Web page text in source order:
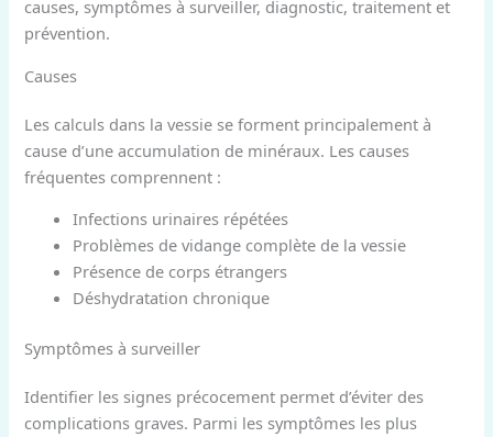
causes, symptômes à surveiller, diagnostic, traitement et
prévention.
Causes
Les calculs dans la vessie se forment principalement à
cause d’une accumulation de minéraux. Les causes
fréquentes comprennent :
Infections urinaires répétées
Problèmes de vidange complète de la vessie
Présence de corps étrangers
Déshydratation chronique
Symptômes à surveiller
Identifier les signes précocement permet d’éviter des
complications graves. Parmi les symptômes les plus